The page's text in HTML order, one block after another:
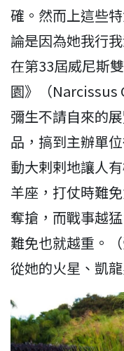
確。然而上這些
論是因為她我行
在第33屆威尼斯
園》（Narcissus
彌生不請自來的
品，搞到主辦單
動大剌剌地讓人
羊座，打仗時難
奪搶，而戰事越
難免也就越重。
從她的火星、凱龍